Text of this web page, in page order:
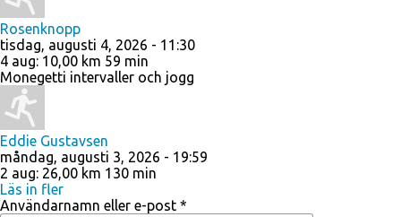
Rosenknopp
tisdag, augusti 4, 2026 - 11:30
4 aug: 10,00 km 59 min
Monegetti intervaller och jogg
Eddie Gustavsen
måndag, augusti 3, 2026 - 19:59
2 aug: 26,00 km 130 min
Läs in fler
Användarnamn eller e-post *